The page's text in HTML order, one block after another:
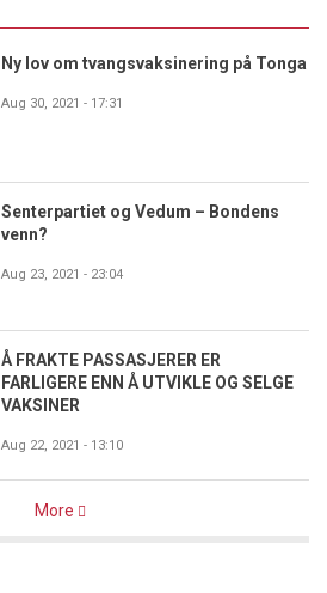
Ny lov om tvangsvaksinering på Tonga
Aug 30, 2021 - 17:31
Senterpartiet og Vedum – Bondens
venn?
Aug 23, 2021 - 23:04
Å FRAKTE PASSASJERER ER
FARLIGERE ENN Å UTVIKLE OG SELGE
VAKSINER
Aug 22, 2021 - 13:10
More